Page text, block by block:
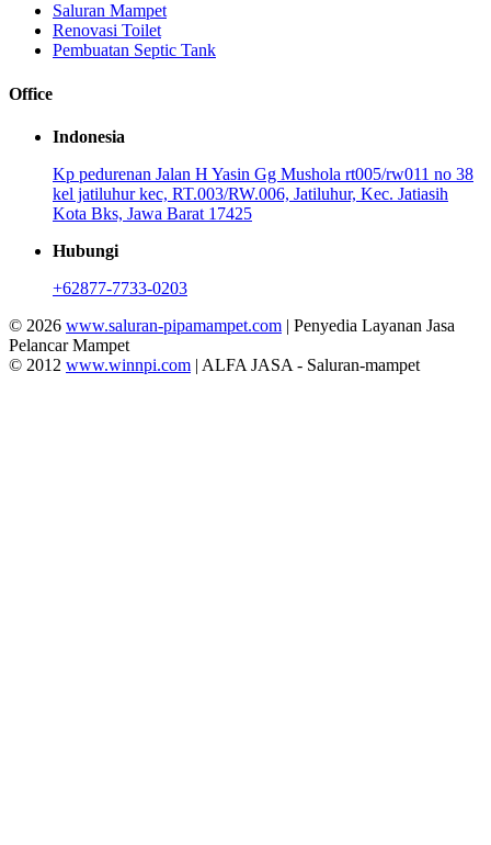
Saluran Mampet
Renovasi Toilet
Pembuatan Septic Tank
Office
Indonesia
Kp pedurenan Jalan H Yasin Gg Mushola rt005/rw011 no 38
kel jatiluhur kec, RT.003/RW.006, Jatiluhur, Kec. Jatiasih
Kota Bks, Jawa Barat 17425
Hubungi
+62877-7733-0203
© 2026 www.saluran-pipamampet.com | Penyedia Layanan Jasa
Pelancar Mampet
© 2012 www.winnpi.com | ALFA JASA - Saluran-mampet